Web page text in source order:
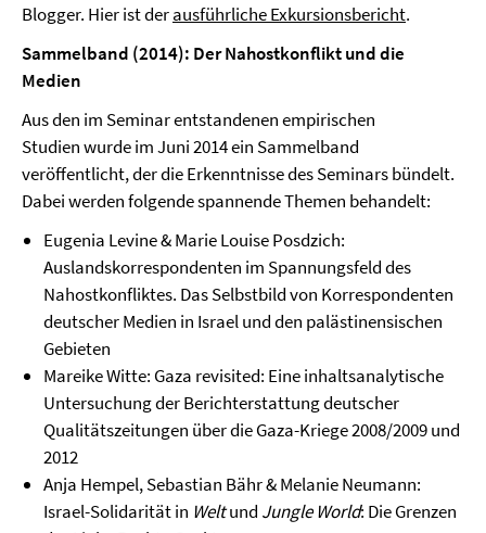
Blogger. Hier ist derausführliche Exkursionsbericht.
Sammelband (2014): Der Nahostkonflikt und die
Medien
Aus den im Seminar entstandenen empirischen
Studien wurde im Juni 2014 ein Sammelband
veröffentlicht, der die Erkenntnisse des Seminars bündelt.
Dabei werden folgende spannende Themen behandelt:
Eugenia Levine & Marie Louise Posdzich:
Auslandskorrespondenten im Spannungsfeld des
Nahostkonfliktes. Das Selbstbild von Korrespondenten
deutscher Medien in Israel und den palästinensischen
Gebieten
Mareike Witte: Gaza revisited: Eine inhaltsanalytische
Untersuchung der Berichterstattung deutscher
Qualitätszeitungen über die Gaza-Kriege 2008/2009 und
2012
Anja Hempel, Sebastian Bähr & Melanie Neumann:
Israel-Solidarität in Weltund Jungle World: Die Grenzen